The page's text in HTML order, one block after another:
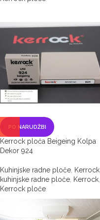
PO NARUDŽBI
Kerrock ploča Beigeing Kolpa
Dekor 924
Kuhinjske radne ploče Kerrock
kuhinjske radne ploče Kerrock
Kerrock ploče